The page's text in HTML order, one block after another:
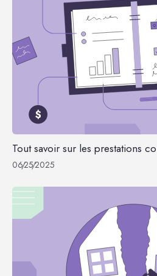
Tout savoir sur les prestations
06/25/2025